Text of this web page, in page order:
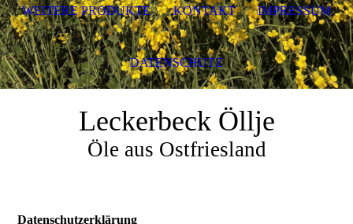
Leckerbeck Öllje
Öle aus Ostfriesland
Datenschutzerklärung
WEITERE PRODUKTE KONTAKT IMPRESSUM
DATENSCHUTZ